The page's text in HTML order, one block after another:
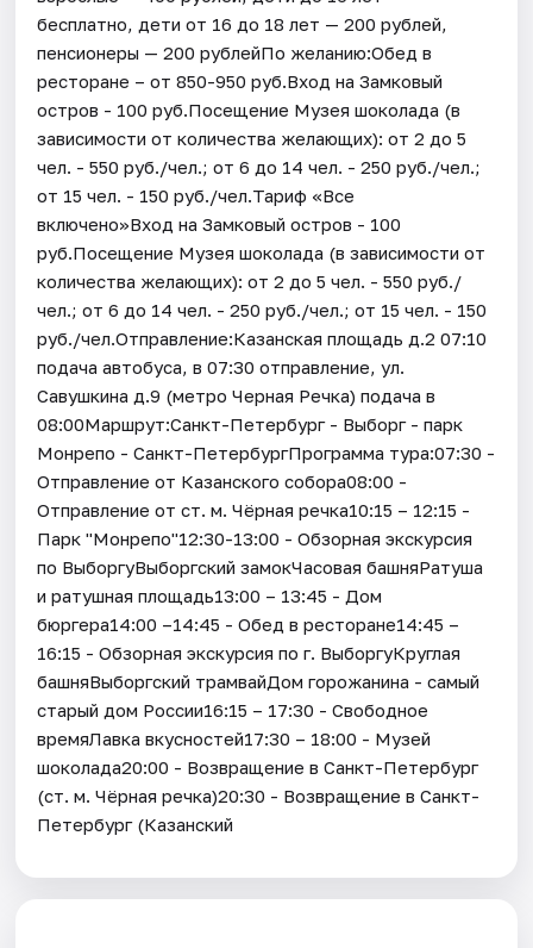
бесплатно, дети от 16 до 18 лет — 200 рублей,
пенсионеры — 200 рублейПо желанию:Обед в
ресторане – от 850-950 руб.Вход на Замковый
остров - 100 руб.Посещение Музея шоколада (в
зависимости от количества желающих): от 2 до 5
чел. - 550 руб./чел.; от 6 до 14 чел. - 250 руб./чел.;
от 15 чел. - 150 руб./чел.Тариф «Все
включено»Вход на Замковый остров - 100
руб.Посещение Музея шоколада (в зависимости от
количества желающих): от 2 до 5 чел. - 550 руб./
чел.; от 6 до 14 чел. - 250 руб./чел.; от 15 чел. - 150
руб./чел.Отправление:Казанская площадь д.2 07:10
подача автобуса, в 07:30 отправление, ул.
Савушкина д.9 (метро Черная Речка) подача в
08:00Маршрут:Санкт-Петербург - Выборг - парк
Монрепо - Санкт-ПетербургПрограмма тура:07:30 -
Отправление от Казанского собора08:00 -
Отправление от ст. м. Чёрная речка10:15 – 12:15 -
Парк "Монрепо"12:30-13:00 - Обзорная экскурсия
по ВыборгуВыборгский замокЧасовая башняРатуша
и ратушная площадь13:00 – 13:45 - Дом
бюргера14:00 –14:45 - Обед в ресторане14:45 –
16:15 - Обзорная экскурсия по г. ВыборгуКруглая
башняВыборгский трамвайДом горожанина - самый
старый дом России16:15 – 17:30 - Свободное
времяЛавка вкусностей17:30 – 18:00 - Музей
шоколада20:00 - Возвращение в Санкт-Петербург
(ст. м. Чёрная речка)20:30 - Возвращение в Санкт-
Петербург (Казанский